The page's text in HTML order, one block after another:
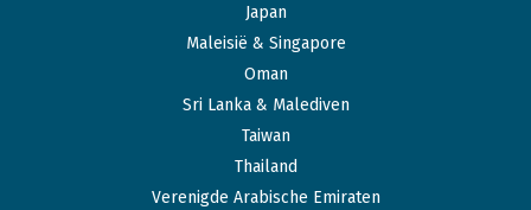
Japan
Maleisië & Singapore
Oman
Sri Lanka & Malediven
Taiwan
Thailand
Verenigde Arabische Emiraten